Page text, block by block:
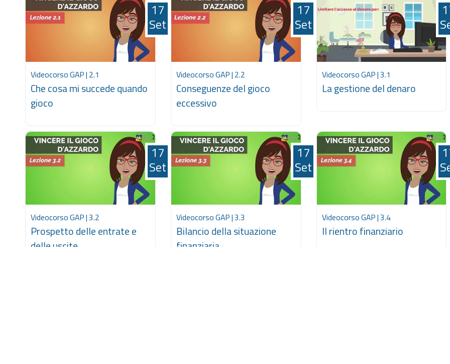
17
Set
Videocorso GAP | 2.1
Che cosa mi succede quando
gioco
17
Set
Videocorso GAP | 2.2
Conseguenze del gioco
eccessivo
Videocorso GAP | 3.1
La gestione del denaro
17
Set
Videocorso GAP | 3.2
Prospetto delle entrate e
delle uscite
17
Set
Videocorso GAP | 3.3
Bilancio della situazione
finanziaria
Videocorso GAP | 3.4
Il rientro finanziario